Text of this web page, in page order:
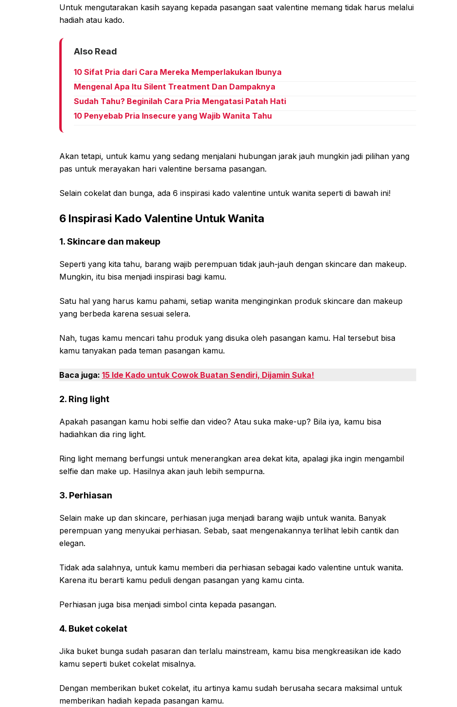
Untuk mengutarakan kasih sayang kepada pasangan saat valentine memang tidak harus melalui
hadiah atau kado.
Also Read
10 Sifat Pria dari Cara Mereka Memperlakukan Ibunya
Mengenal Apa Itu Silent Treatment Dan Dampaknya
Sudah Tahu? Beginilah Cara Pria Mengatasi Patah Hati
10 Penyebab Pria Insecure yang Wajib Wanita Tahu
Akan tetapi, untuk kamu yang sedang menjalani hubungan jarak jauh mungkin jadi pilihan yang
pas untuk merayakan hari valentine bersama pasangan.
Selain cokelat dan bunga, ada 6 inspirasi kado valentine untuk wanita seperti di bawah ini!
6 Inspirasi Kado Valentine Untuk Wanita
1. Skincare dan makeup
Seperti yang kita tahu, barang wajib perempuan tidak jauh-jauh dengan skincare dan makeup.
Mungkin, itu bisa menjadi inspirasi bagi kamu.
Satu hal yang harus kamu pahami, setiap wanita menginginkan produk skincare dan makeup
yang berbeda karena sesuai selera.
Nah, tugas kamu mencari tahu produk yang disuka oleh pasangan kamu. Hal tersebut bisa
kamu tanyakan pada teman pasangan kamu.
Baca juga: 15 Ide Kado untuk Cowok Buatan Sendiri, Dijamin Suka!
2. Ring light
Apakah pasangan kamu hobi selfie dan video? Atau suka make-up? Bila iya, kamu bisa
hadiahkan dia ring light.
Ring light memang berfungsi untuk menerangkan area dekat kita, apalagi jika ingin mengambil
selfie dan make up. Hasilnya akan jauh lebih sempurna.
3. Perhiasan
Selain make up dan skincare, perhiasan juga menjadi barang wajib untuk wanita. Banyak
perempuan yang menyukai perhiasan. Sebab, saat mengenakannya terlihat lebih cantik dan
elegan.
Tidak ada salahnya, untuk kamu memberi dia perhiasan sebagai kado valentine untuk wanita.
Karena itu berarti kamu peduli dengan pasangan yang kamu cinta.
Perhiasan juga bisa menjadi simbol cinta kepada pasangan.
4. Buket cokelat
Jika buket bunga sudah pasaran dan terlalu mainstream, kamu bisa mengkreasikan ide kado
kamu seperti buket cokelat misalnya.
Dengan memberikan buket cokelat, itu artinya kamu sudah berusaha secara maksimal untuk
memberikan hadiah kepada pasangan kamu.